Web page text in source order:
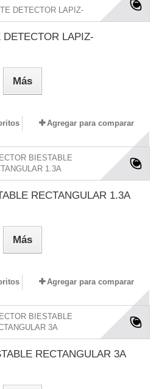
DETECTOR LAPIZ-
Más
Agregar para comparar
RECTANGULAR 1.3A
Más
Agregar para comparar
RECTANGULAR 3A